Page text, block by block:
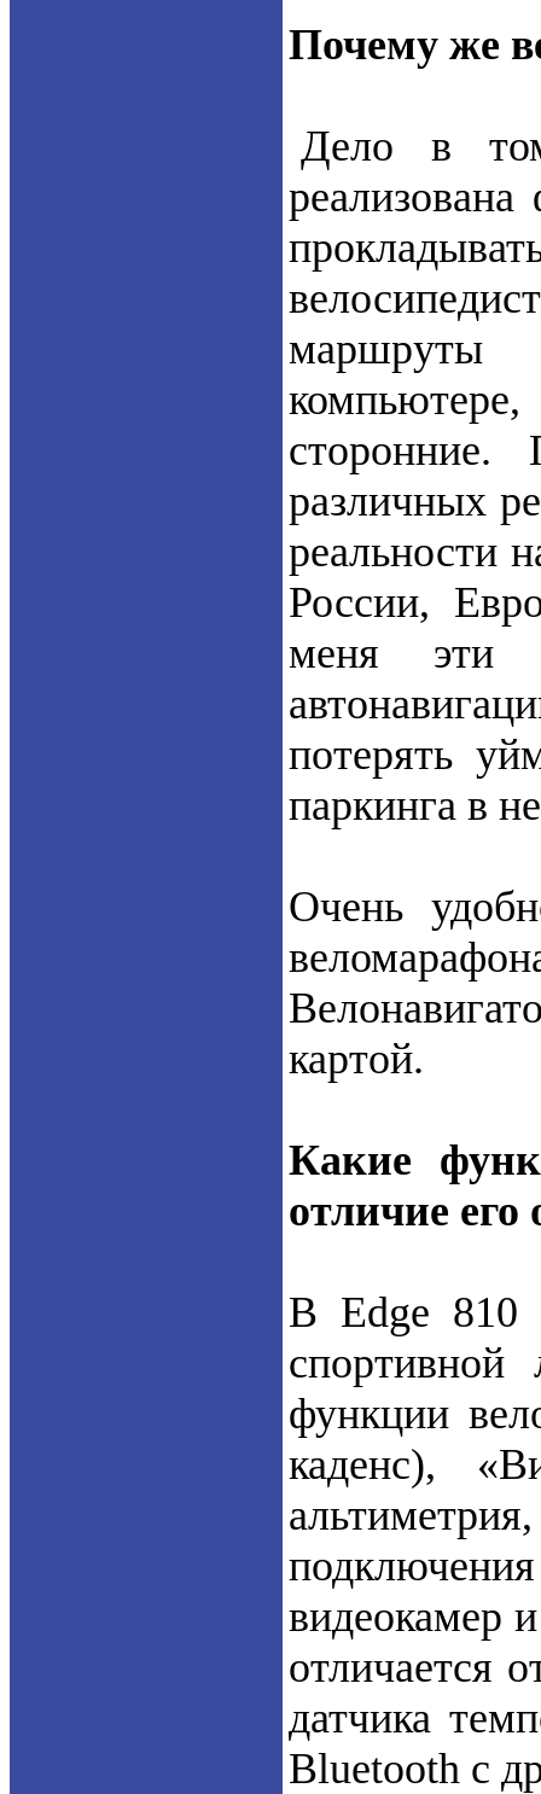
Почему же
Дело в
маршруты
сторонние.
различных
реальности
России,
меня эти
потерять
паркинга в
Очень
картой.
Какие
отличие его
В Edge 810
функции
каденс),
видеокамер
отличается
датчика
Bluetooth с